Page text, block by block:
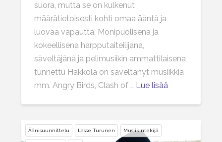
suora, mutta se on kulkenut
määrätietoisesti kohti omaa ääntä ja
luovaa vapautta. Monipuolisena ja
kokeellisena harpputaiteilijana,
säveltäjänä ja pelimusiikin ammattilaisena
tunnettu Hakkola on säveltänyt musiikkia
mm. Angry Birds, Clash of … Lue lisää
Äänisuunnittelu Lasse Turunen Musiikintekijä